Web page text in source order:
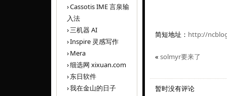
Cassotis IME 言泉输
入法
三机器 AI
Inspire 灵感写作
Mera
细选网 xixuan.com
东日软件
我在金山的日子
简短地址： http://
« solmyr要来了
暂时没有评论